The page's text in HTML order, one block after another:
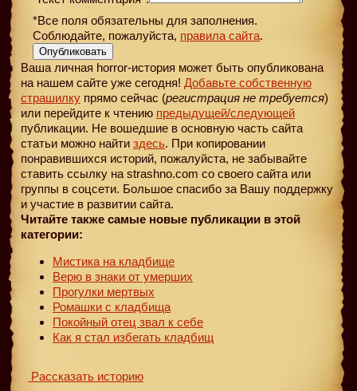
*Все поля обязательны для заполнения.
Соблюдайте, пожалуйста, правила сайта.
Опубликовать
Ваша личная horror-история может быть опубликована
на нашем сайте уже сегодня! Добавьте собственную
страшилку прямо сейчас (регистрация не требуется)
или перейдите к чтению предыдущей/следующей
публикации. Не вошедшие в основную часть сайта
статьи можно найти здесь. При копировании
понравившихся историй, пожалуйста, не забывайте
ставить ссылку на strashno.com со своего сайта или
группы в соцсети. Большое спасибо за Вашу поддержку
и участие в развитии сайта.
Читайте также самые новые публикации в этой
категории:
Мистика на кладбище
Верю в знаки от умерших
Прогулки мертвых
Ромашки с кладбища
Покойный отец звал к себе
Как я стал избегать кладбищ
Рассказать историю